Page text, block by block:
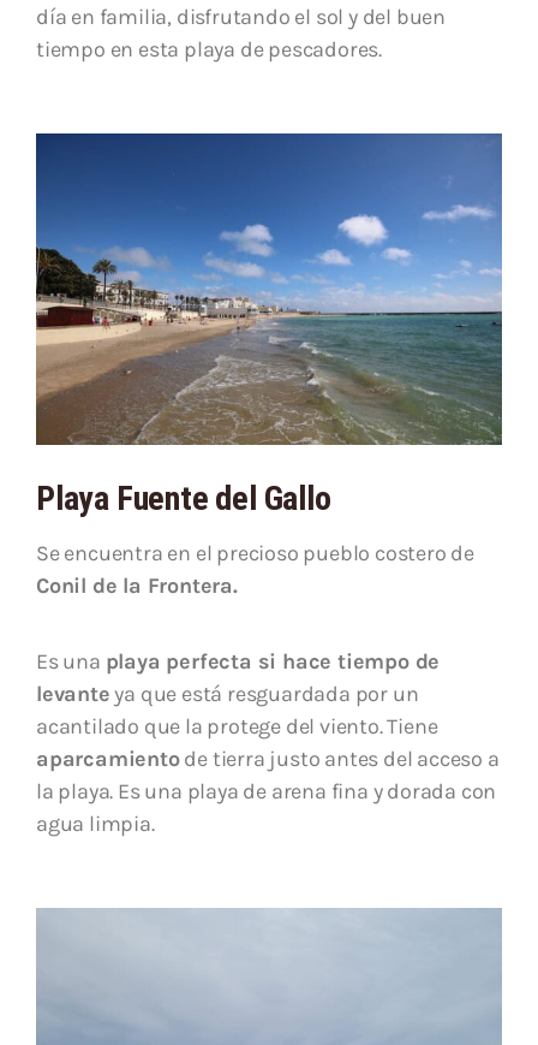
día en familia, disfrutando el sol y del buen
tiempo en esta playa de pescadores.
Playa Fuente del Gallo
Se encuentra en el precioso pueblo costero de
Conil de la Frontera.
Es una playa perfecta si hace tiempo de
levanteya que está resguardada por un
acantilado que la protege del viento. Tiene
aparcamientode tierra justo antes del acceso a
la playa. Es una playa de arena fina y dorada con
agua limpia.